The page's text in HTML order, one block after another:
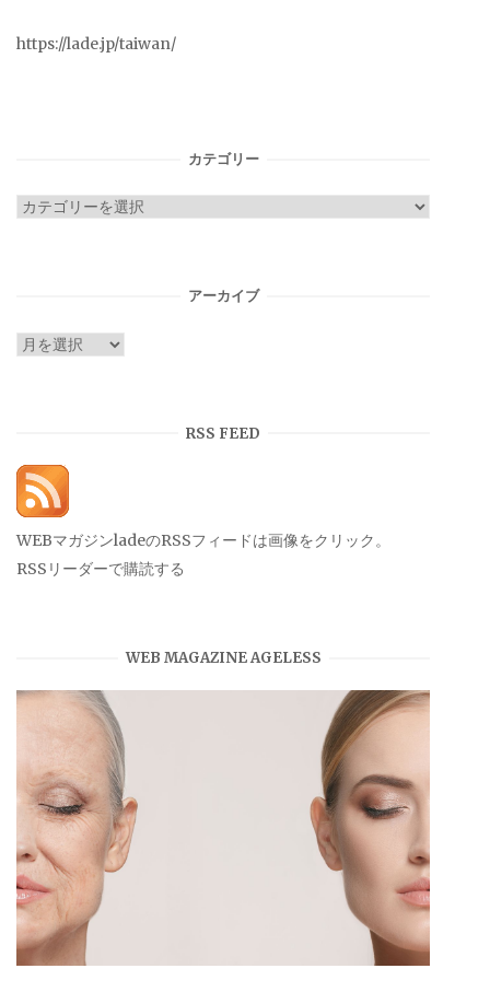
https://lade.jp/taiwan/
カテゴリー
カ
アーカイブ
ア
RSS FEED
WEBマガジンladeのRSSフィードは画像をクリック。
RSSリーダーで購読する
WEB MAGAZINE AGELESS